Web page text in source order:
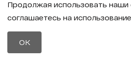
Политика конфиденциальности
Политика обработки
8 (800) 600-40-37
Продолжая использовать наши
соглашаетесь на
OK